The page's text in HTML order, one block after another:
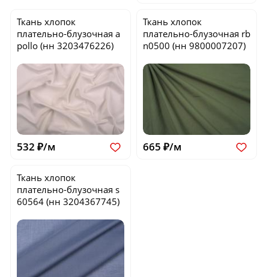
Ткань хлопок
плательно-блузочнаяa
pollo (нн 3203476226)
532 ₽/м
Ткань хлопок
плательно-блузочная rb
n0500 (нн 9800007207)
665 ₽/м
Ткань хлопок
плательно-блузочнаяs
60564 (нн 3204367745)